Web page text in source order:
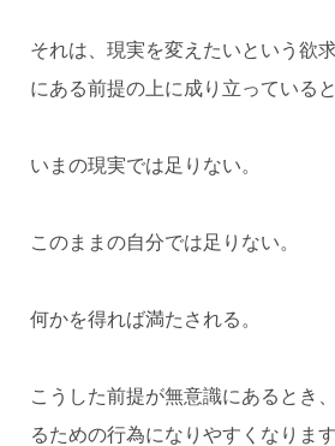
それは、現実を変えたいという欲
にある前提の上に成り立っている
いまの現実では足りない。
このままの自分では足りない。
何かを得れば満たされる。
こうした前提が無意識にあるとき
るための行為になりやすくなります